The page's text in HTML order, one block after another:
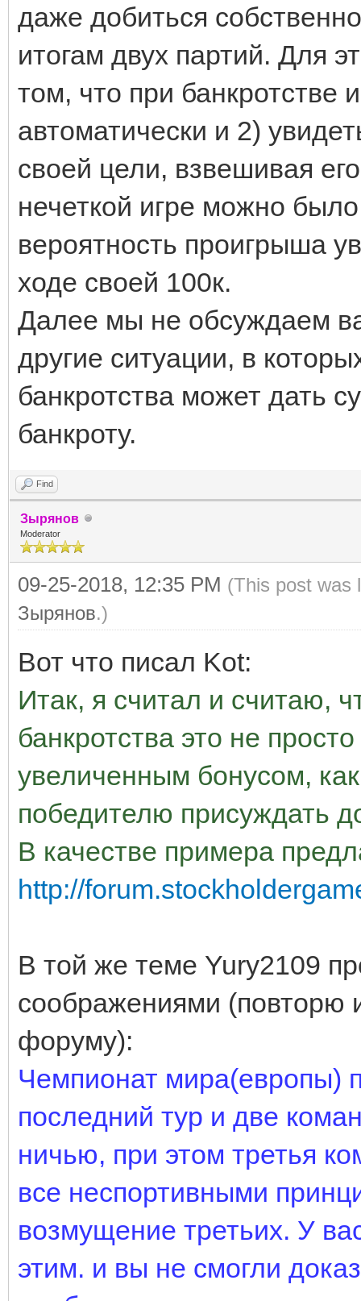
даже добиться
итогам двух партий. Для
том, что при банкротстве
автоматически и 2)
своей цели, взвешивая
нечеткой игре можно
вероятность проигрыша
ходе своей 100к.
Далее мы не обсуждаем
другие ситуации, в
банкротства может дать
банкроту.
Find
Зырянов
Moderator
09-25-2018, 12:35 PM (This post was
Зырянов.)
Вот что писал Kot:
Итак, я считал и считаю,
банкротства это не
увеличенным бонусом,
победителю присуждать
В качестве примера
http://
В той же теме Yury2109
соображениями (повторю
форуму):
Чемпионат мира(европы)
последний тур и две
ничью, при этом третья
все неспортивными
возмущение третьих. У
этим. и вы не смогли